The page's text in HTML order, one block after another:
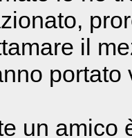
il
portato
un amico